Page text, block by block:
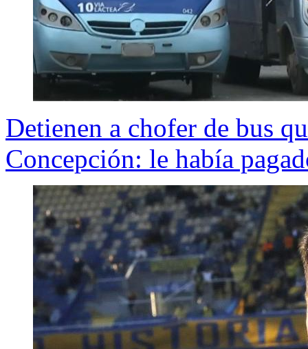
Detienen a chofer de bus
Concepción: le había